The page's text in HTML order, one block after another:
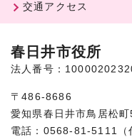
交通アクセス
春日井市役所
法人番号：
〒486-8686
愛知県春日井市鳥居松
電話：0568-81-5111（